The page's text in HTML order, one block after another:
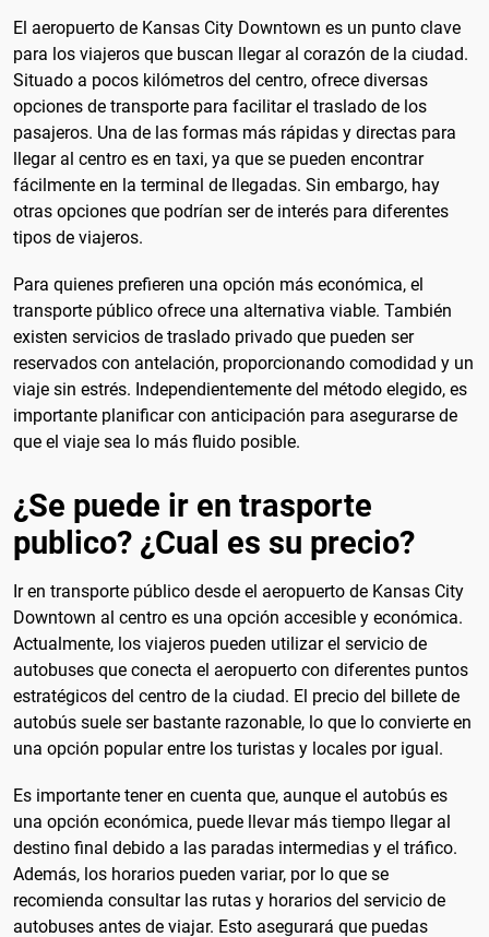
El aeropuerto de Kansas City Downtown es un punto clave
para los viajeros que buscan llegar al corazón de la ciudad.
Situado a pocos kilómetros del centro, ofrece diversas
opciones de transporte para facilitar el traslado de los
pasajeros. Una de las formas más rápidas y directas para
llegar al centro es en taxi, ya que se pueden encontrar
fácilmente en la terminal de llegadas. Sin embargo, hay
otras opciones que podrían ser de interés para diferentes
tipos de viajeros.
Para quienes prefieren una opción más económica, el
transporte público ofrece una alternativa viable. También
existen servicios de traslado privado que pueden ser
reservados con antelación, proporcionando comodidad y un
viaje sin estrés. Independientemente del método elegido, es
importante planificar con anticipación para asegurarse de
que el viaje sea lo más fluido posible.
¿Se puede ir en trasporte
publico? ¿Cual es su precio?
Ir en transporte público desde el aeropuerto de Kansas City
Downtown al centro es una opción accesible y económica.
Actualmente, los viajeros pueden utilizar el servicio de
autobuses que conecta el aeropuerto con diferentes puntos
estratégicos del centro de la ciudad. El precio del billete de
autobús suele ser bastante razonable, lo que lo convierte en
una opción popular entre los turistas y locales por igual.
Es importante tener en cuenta que, aunque el autobús es
una opción económica, puede llevar más tiempo llegar al
destino final debido a las paradas intermedias y el tráfico.
Además, los horarios pueden variar, por lo que se
recomienda consultar las rutas y horarios del servicio de
autobuses antes de viajar. Esto asegurará que puedas